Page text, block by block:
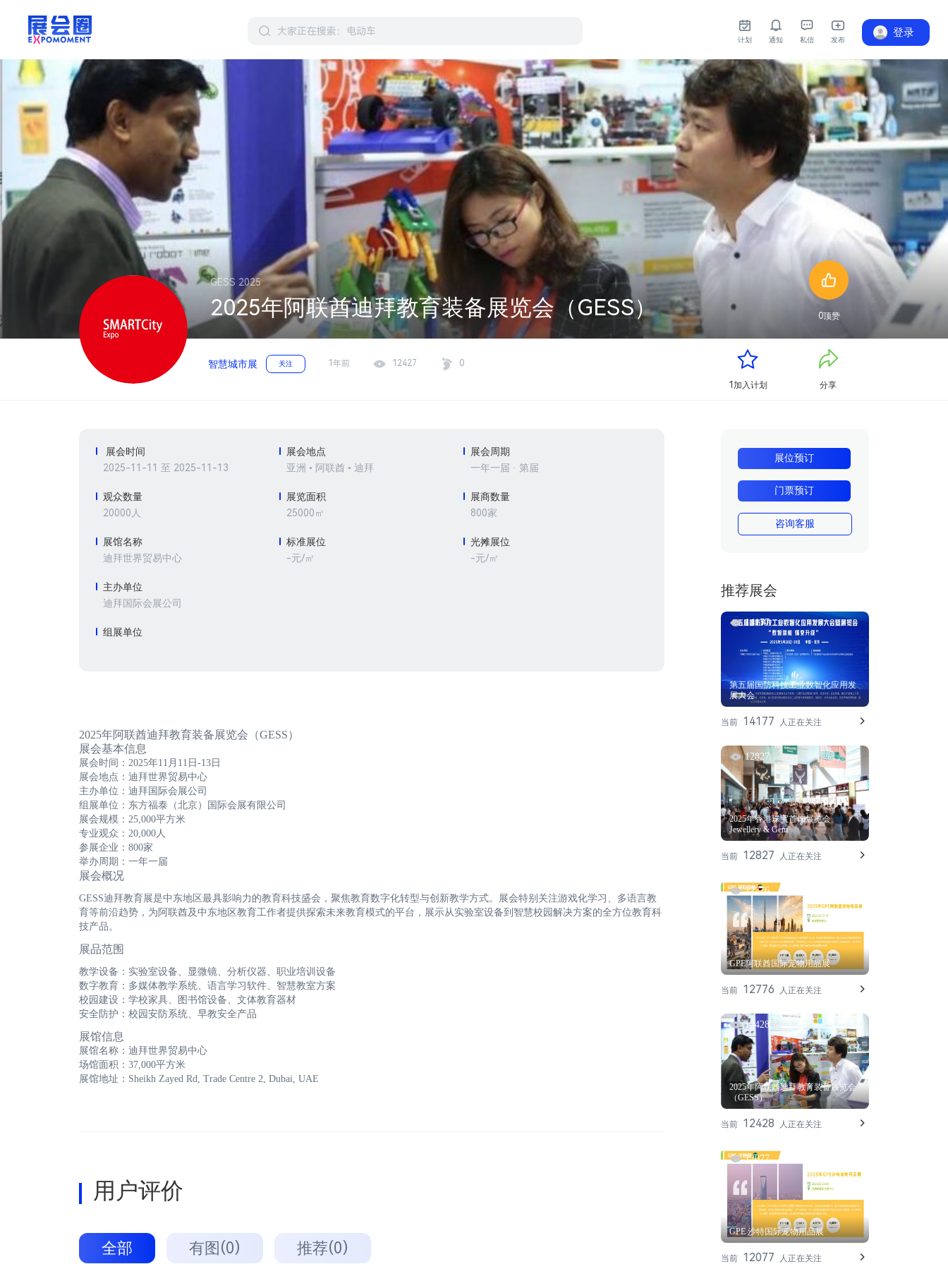
计划 通知 私信 发布
登录
GESS 2025
2025年阿联酋迪拜教育装备展览会（GESS） 0顶赞
智慧城市展 关注 1年前 12427 0
1 加入计划 分享
展会时间
2025-11-11 至 2025-11-13
展会地点
亚洲 • 阿联酋 • 迪拜
展会周期
一年一届 · 第届
观众数量
20000人
展览面积
25000㎡
展商数量
800家
展馆名称
迪拜世界贸易中心
标准展位
-元/㎡
光摊展位
-元/㎡
主办单位
迪拜国际会展公司
组展单位
2025年阿联酋迪拜教育装备展览会（GESS）
展会基本信息
展会时间：2025年11月11日-13日
展会地点：迪拜世界贸易中心
主办单位：迪拜国际会展公司
组展单位：东方福泰（北京）国际会展有限公司
展会规模：25,000平方米
专业观众：20,000人
参展企业：800家
举办周期：一年一届
展会概况
GESS迪拜教育展是中东地区最具影响力的教育科技盛会，聚焦教育数字化转型与创新教学方式。展会特别关注游戏化学习、多语言教
育等前沿趋势，为阿联酋及中东地区教育工作者提供探索未来教育模式的平台，展示从实验室设备到智慧校园解决方案的全方位教育科
技产品。
展品范围
教学设备：实验室设备、显微镜、分析仪器、职业培训设备
数字教育：多媒体教学系统、语言学习软件、智慧教室方案
校园建设：学校家具、图书馆设备、文体教育器材
安全防护：校园安防系统、早教安全产品
展馆信息
展馆名称：迪拜世界贸易中心
场馆面积：37,000平方米
展馆地址：Sheikh Zayed Rd, Trade Centre 2, Dubai, UAE
用户评价
全部 有图(0) 推荐(0)
展位预订
门票预订
咨询客服
推荐展会
14177
第五届国防科技工业数智化应用发
展大会
当前 14177 人正在关注
12827
2025年香港珠宝首饰展览会
Jewellery & Gem
当前 12827 人正在关注
12776
GPE阿联酋国际宠物用品展
当前 12776 人正在关注
12428
2025年阿联酋迪拜教育装备展览会
（GESS）
当前 12428 人正在关注
12077
GPE 沙特国际宠物用品展
当前 12077 人正在关注